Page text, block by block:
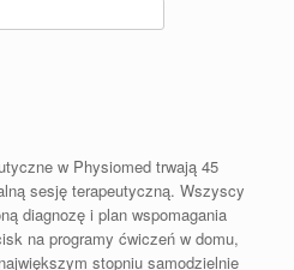
w Physiomed trwają 45
sesję terapeutyczną. Wszyscy
diagnozę i plan wspomagania
na programy ćwiczeń w domu,
stopniu samodzielnie